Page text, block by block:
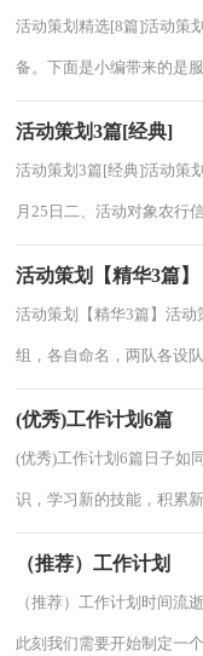
活动策划精选[8篇]活动策
备。下面是小编带来的是
活动策划3篇[经典]
活动策划3篇[经典]活动策
月25日二、活动对象农行
活动策划【精华3篇】
活动策划【精华3篇】活
组，各自命名，两队各设
(优秀)工作计划6篇
(优秀)工作计划6篇日子如
识，学习新的技能，积累
（推荐）工作计划
（推荐）工作计划时间流
此刻我们需要开始制定一